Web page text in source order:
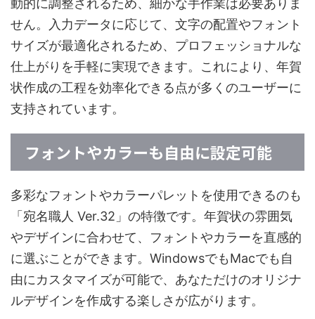
動的に調整されるため、細かな手作業は必要ありま
せん。入力データに応じて、文字の配置やフォント
サイズが最適化されるため、プロフェッショナルな
仕上がりを手軽に実現できます。これにより、年賀
状作成の工程を効率化できる点が多くのユーザーに
支持されています。
フォントやカラーも自由に設定可能
多彩なフォントやカラーパレットを使用できるのも
「宛名職人 Ver.32」の特徴です。年賀状の雰囲気
やデザインに合わせて、フォントやカラーを直感的
に選ぶことができます。WindowsでもMacでも自
由にカスタマイズが可能で、あなただけのオリジナ
ルデザインを作成する楽しさが広がります。